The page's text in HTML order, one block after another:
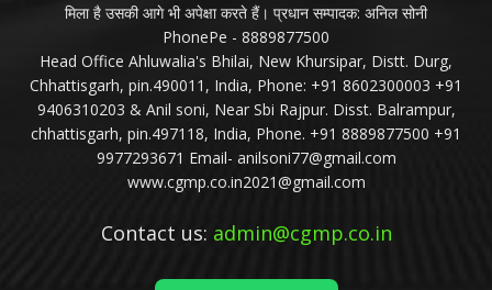
मिला है उसकी आगे भी अपेक्षा करते हैं। प्रधान सम्पादक: अनिल सोनी
PhonePe - 8889877500
Head Office Ahluwalia's Bhilai, New Khursipar, Distt. Durg,
Chhattisgarh, pin.490011, India, Phone: +91 8602300003 +91
9406310203 & Anil soni, Near Sbi Rajpur. Disst. Balrampur,
chhattisgarh, pin.497118, India, Phone. +91 8889877500 +91
9977293671 Email- anilsoni77@gmail.com
www.cgmp.co.in2021@gmail.com
Contact us: admin@cgmp.co.in